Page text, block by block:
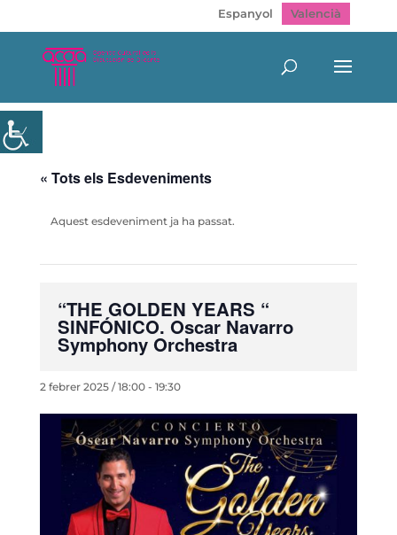
Espanyol Valencià
« Tots els Esdeveniments
Aquest esdeveniment ja ha passat.
“THE GOLDEN YEARS “
SINFÓNICO. Oscar Navarro
Symphony Orchestra
2 febrer 2025 / 18:00- 19:30